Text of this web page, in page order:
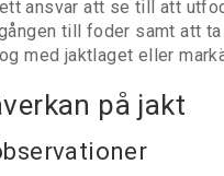
ansvar att se till att
till foder samt att
med jaktlaget eller
på jakt